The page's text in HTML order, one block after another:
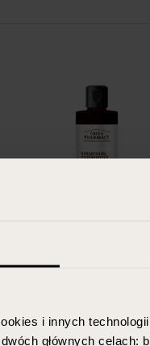
i innych
głównych
Micellar Water
Postbiotics